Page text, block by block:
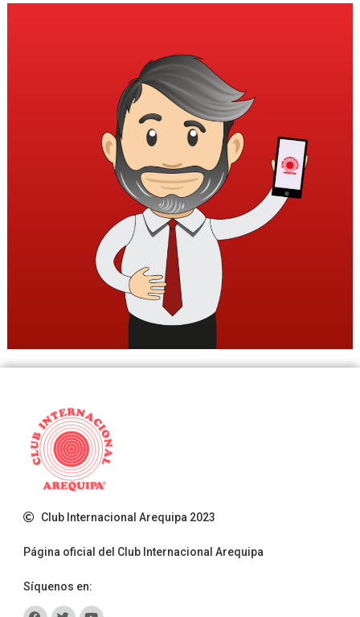
Club Internacional Arequipa 2023
Página oficial del Club Internacional Arequipa
Síquenos en: